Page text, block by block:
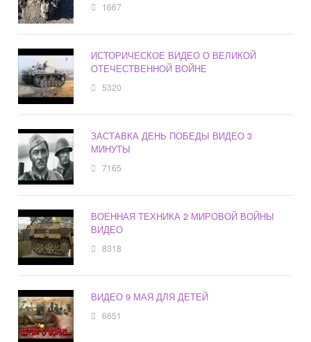
1667
ИСТОРИЧЕСКОЕ ВИДЕО О ВЕЛИКОЙ
ОТЕЧЕСТВЕННОЙ ВОЙНЕ
5320
ЗАСТАВКА ДЕНЬ ПОБЕДЫ ВИДЕО 3
МИНУТЫ
7165
ВОЕННАЯ ТЕХНИКА 2 МИРОВОЙ ВОЙНЫ
ВИДЕО
8318
ВИДЕО 9 МАЯ ДЛЯ ДЕТЕЙ
6651